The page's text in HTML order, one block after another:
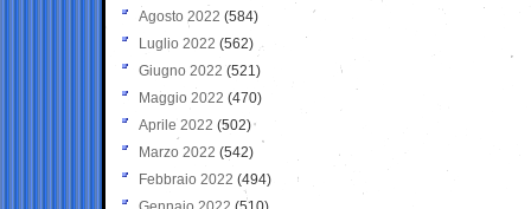
Agosto 2022 (584)
Luglio 2022 (562)
Giugno 2022 (521)
Maggio 2022 (470)
Aprile 2022 (502)
Marzo 2022 (542)
Febbraio 2022 (494)